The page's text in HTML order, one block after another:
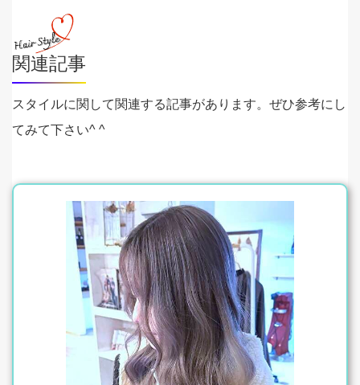
関連記事
スタイルに関して関連する記事があります。ぜひ参考にし
てみて下さい^ ^